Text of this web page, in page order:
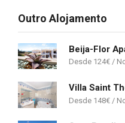
Outro Alojamento
Beija-Flor
124€
Villa Saint
148€